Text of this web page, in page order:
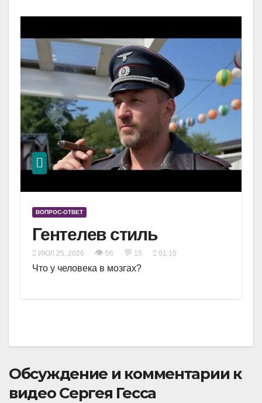
ВОПРОС-ОТВЕТ
Гентелев стиль
ИЮЛ 25, 2026 👁 56 💬 15 01:10
Что у человека в мозгах?
Обсуждение и комментарии к
видео Сергея Гесса